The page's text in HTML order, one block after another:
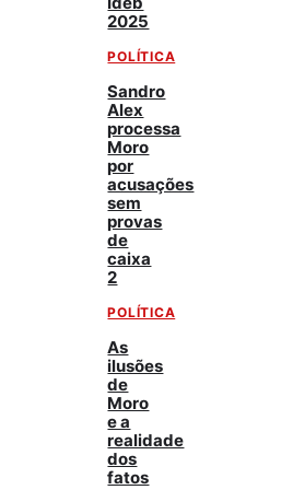
2025
POLÍTICA
Sandro
Alex
processa
Moro
por
acusações
sem
provas
de
caixa
2
POLÍTICA
As
ilusões
de
Moro
e a
realidade
dos
fatos